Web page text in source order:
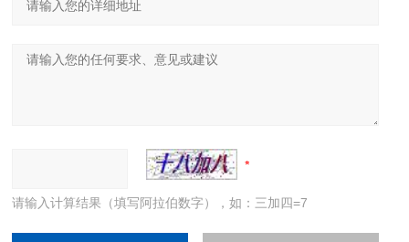
请输入计算结果（填写阿拉伯数字），如：三加四=7